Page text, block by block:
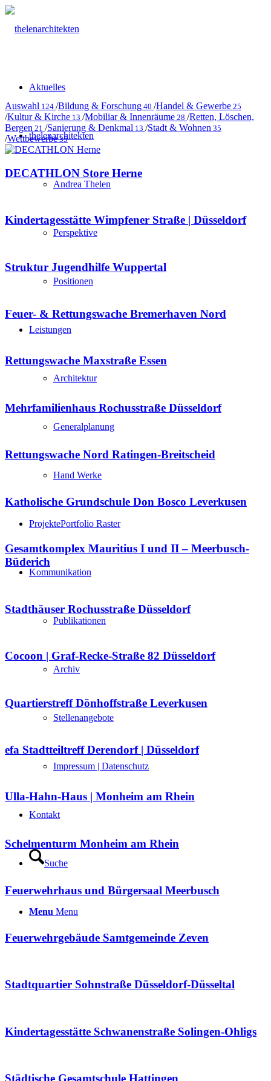
Aktuelles
thelenarchitekten
Andrea Thelen
Perspektive
Positionen
Leistungen
Architektur
Generalplanung
Hand Werke
ProjektePortfolio Raster
Kommunikation
Publikationen
Archiv
Stellenangebote
Impressum | Datenschutz
Kontakt
Suche
Menu Menu
Auswahl 124 /Bildung & Forschung 40 /Handel & Gewerbe 25
/Kultur & Kirche 13 /Mobiliar & Innenräume 28 /Retten, Löschen,
Bergen 21 /Sanierung & Denkmal 13 /Stadt & Wohnen 35
/Wettbewerbe35
DECATHLON Store Herne
Kindertagesstätte Wimpfener Straße | Düsseldorf
Struktur Jugendhilfe Wuppertal
Feuer- & Rettungswache Bremerhaven Nord
Rettungswache Maxstraße Essen
Mehrfamilienhaus Rochusstraße Düsseldorf
Rettungswache Nord Ratingen-Breitscheid
Katholische Grundschule Don Bosco Leverkusen
Gesamtkomplex Mauritius I und II – Meerbusch-
Büderich
Stadthäuser Rochusstraße Düsseldorf
Cocoon | Graf-Recke-Straße 82 Düsseldorf
Quartierstreff Dönhoffstraße Leverkusen
efa Stadtteiltreff Derendorf | Düsseldorf
Ulla-Hahn-Haus | Monheim am Rhein
Schelmenturm Monheim am Rhein
Feuerwehrhaus und Bürgersaal Meerbusch
Feuerwehrgebäude Samtgemeinde Zeven
Stadtquartier Sohnstraße Düsseldorf-Düsseltal
Kindertagesstätte Schwanenstraße Solingen-Ohligs
Städtische Gesamtschule Hattingen